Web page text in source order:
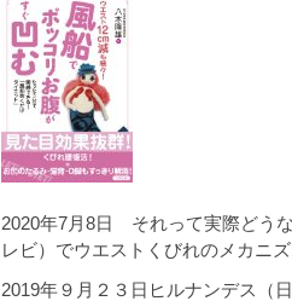
2020年7月8日 それって実際どう
レビ）でウエストくびれのメカニ
2019年９月２３日ヒルナンデス（